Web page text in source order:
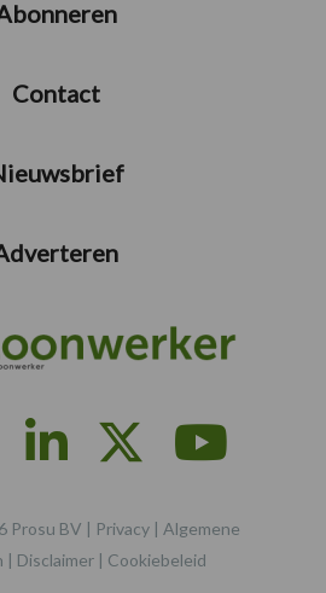
Contact
Prosu BV | Privacy | Algemene
| Disclaimer | Cookiebeleid